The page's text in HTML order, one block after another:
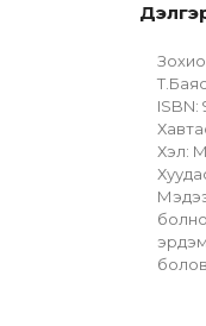
ISBN:
Хэл: